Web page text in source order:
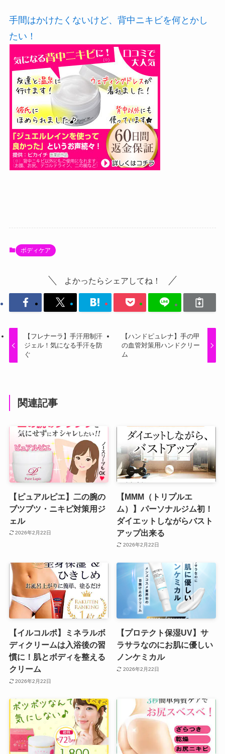
手間はかけたくないけど、背中ニキビを何とかし
たい！
ボディケア
よかったらシェアしてね！
【フレナーラ】手汗用制汗
ジェル！気になる手汗を防
ぐ
【ハンドピュレナ】手の甲
の血管対策用ハンドクリー
ム
関連記事
【ピュアルピエ】二の腕の
ブツブツ・ニキビ対策用ジ
ェル
2026年2月22日
【MMM（トリプルエ
ム）】パーソナルジム初！
ダイエットしながらバスト
アップ出来る
2026年2月22日
【イルコルポ】ミネラルボ
ディクリームは入浴後の習
慣に！肌とボディを整える
クリーム
2026年2月22日
【プロテクト保湿UV】サ
ラサラなのにお肌に優しい
ノンケミカル
2026年2月22日